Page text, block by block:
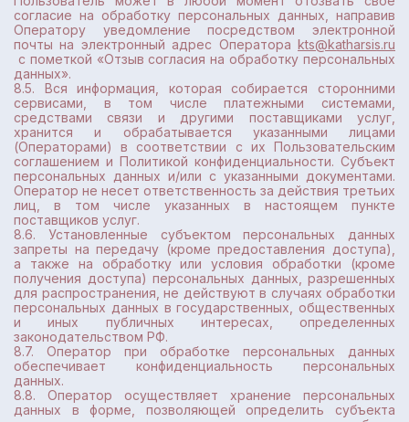
согласие на обработку персональных данных, направив
Оператору уведомление посредством электронной
почты на электронный адрес Оператора kts@katharsis.ru
с пометкой «Отзыв согласия на обработку персональных
данных».
8.5. Вся информация, которая собирается сторонними
сервисами, в том числе платежными системами,
средствами связи и другими поставщиками услуг,
хранится и обрабатывается указанными лицами
(Операторами) в соответствии с их Пользовательским
соглашением и Политикой конфиденциальности. Субъект
персональных данных и/или с указанными документами.
Оператор не несет ответственность за действия третьих
лиц, в том числе указанных в настоящем пункте
поставщиков услуг.
8.6. Установленные субъектом персональных данных
запреты на передачу (кроме предоставления доступа),
а также на обработку или условия обработки (кроме
получения доступа) персональных данных, разрешенных
для распространения, не действуют в случаях обработки
персональных данных в государственных, общественных
и иных публичных интересах, определенных
законодательством РФ.
8.7. Оператор при обработке персональных данных
обеспечивает конфиденциальность персональных
данных.
8.8. Оператор осуществляет хранение персональных
данных в форме, позволяющей определить субъекта